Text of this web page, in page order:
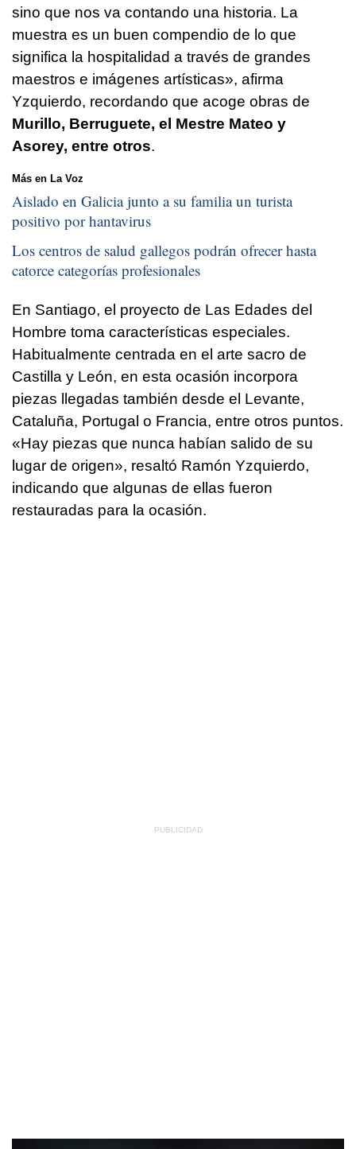
sino que nos va contando una historia. La
muestra es un buen compendio de lo que
significa la hospitalidad a través de grandes
maestros e imágenes artísticas», afirma
Yzquierdo, recordando que acoge obras de
Murillo, Berruguete, el Mestre Mateo y
Asorey, entre otros.
Más en La Voz
Aislado en Galicia junto a su familia un turista
positivo por hantavirus
Los centros de salud gallegos podrán ofrecer hasta
catorce categorías profesionales
En Santiago, el proyecto de Las Edades del
Hombre toma características especiales.
Habitualmente centrada en el arte sacro de
Castilla y León, en esta ocasión incorpora
piezas llegadas también desde el Levante,
Cataluña, Portugal o Francia, entre otros puntos.
«Hay piezas que nunca habían salido de su
lugar de origen», resaltó Ramón Yzquierdo,
indicando que algunas de ellas fueron
restauradas para la ocasión.